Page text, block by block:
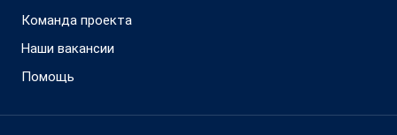
Команда проекта
Наши вакансии
Помощь